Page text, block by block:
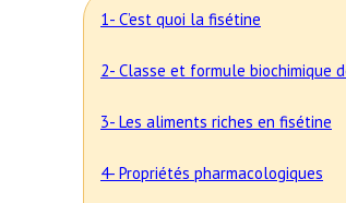
1- C’est quoi la fisétine
2- Classe et formule biochimique
3- Les aliments riches en fisétine
4- Propriétés pharmacologiques